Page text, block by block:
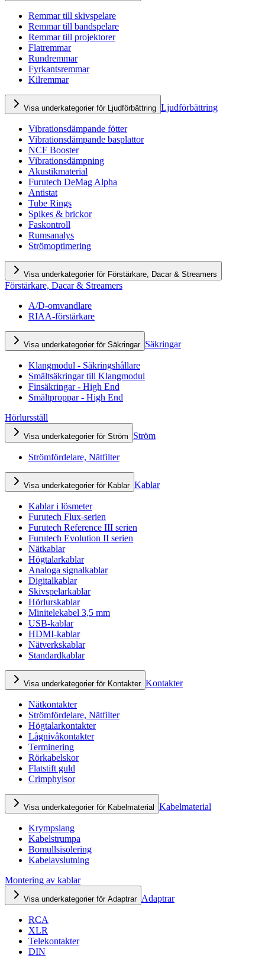
Remmar till skivspelare
Remmar till bandspelare
Remmar till projektorer
Flatremmar
Rundremmar
Fyrkantsremmar
Kilremmar
Visa underkategorier för Ljudförbättring Ljudförbättring
Vibrationsdämpande fötter
Vibrationsdämpande basplattor
NCF Booster
Vibrationsdämpning
Akustikmaterial
Furutech DeMag Alpha
Antistat
Tube Rings
Spikes & brickor
Faskontroll
Rumsanalys
Strömoptimering
Visa underkategorier för Förstärkare, Dacar & Streamers
Förstärkare, Dacar & Streamers
A/D-omvandlare
RIAA-förstärkare
Visa underkategorier för Säkringar Säkringar
Klangmodul - Säkringshållare
Smältsäkringar till Klangmodul
Finsäkringar - High End
Smältproppar - High End
Hörlursställ
Visa underkategorier för Ström Ström
Strömfördelare, Nätfilter
Visa underkategorier för Kablar Kablar
Kablar i lösmeter
Furutech Flux-serien
Furutech Reference III serien
Furutech Evolution II serien
Nätkablar
Högtalarkablar
Analoga signalkablar
Digitalkablar
Skivspelarkablar
Hörlurskablar
Minitelekabel 3,5 mm
USB-kablar
HDMI-kablar
Nätverkskablar
Standardkablar
Visa underkategorier för Kontakter Kontakter
Nätkontakter
Strömfördelare, Nätfilter
Högtalarkontakter
Lågnivåkontakter
Terminering
Rörkabelskor
Flatstift guld
Crimphylsor
Visa underkategorier för Kabelmaterial Kabelmaterial
Krympslang
Kabelstrumpa
Bomullsisolering
Kabelavslutning
Montering av kablar
Visa underkategorier för Adaptrar Adaptrar
RCA
XLR
Telekontakter
DIN